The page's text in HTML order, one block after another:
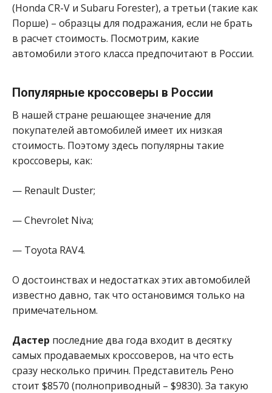
(Honda CR-V и Subaru Forester), а третьи (такие как
Порше) – образцы для подражания, если не брать
в расчет стоимость. Посмотрим, какие
автомобили этого класса предпочитают в России.
Популярные кроссоверы в России
В нашей стране решающее значение для
покупателей автомобилей имеет их низкая
стоимость. Поэтому здесь популярны такие
кроссоверы, как:
— Renault Duster;
— Chevrolet Niva;
— Toyota RAV4.
О достоинствах и недостатках этих автомобилей
известно давно, так что остановимся только на
примечательном.
Дастер последние два года входит в десятку
самых продаваемых кроссоверов, на что есть
сразу несколько причин. Представитель Рено
стоит $8570 (полноприводный – $9830). За такую